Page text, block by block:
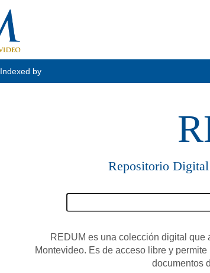
Indexed by
Repositorio
REDUM es una colección digital
Montevideo. Es de acceso libre y
documentos